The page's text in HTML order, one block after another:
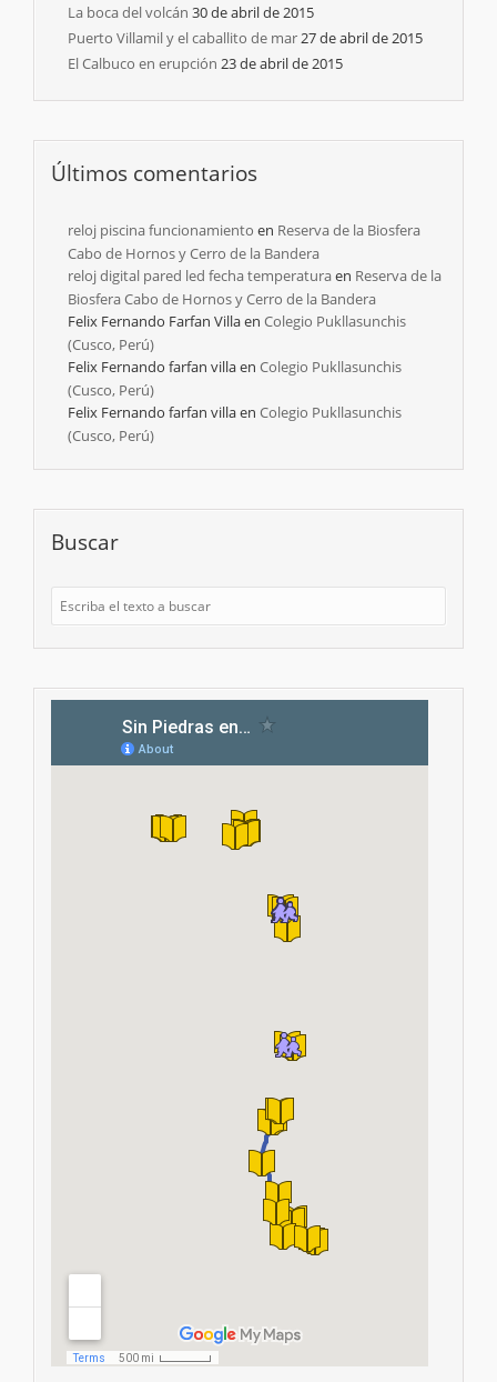
La boca del volcán 30 de abril de 2015
Puerto Villamil y el caballito de mar27 de abril de 2015
El Calbuco en erupción 23 de abril de 2015
Últimos comentarios
reloj piscina funcionamiento en Reserva de la Biosfera
Cabo de Hornos y Cerro de la Bandera
reloj digital pared led fecha temperaturaen Reserva de la
Biosfera Cabo de Hornos y Cerro de la Bandera
Felix Fernando Farfan Villaen Colegio Pukllasunchis
(Cusco, Perú)
Felix Fernando farfan villaen Colegio Pukllasunchis
(Cusco, Perú)
Felix Fernando farfan villaen Colegio Pukllasunchis
(Cusco, Perú)
Buscar